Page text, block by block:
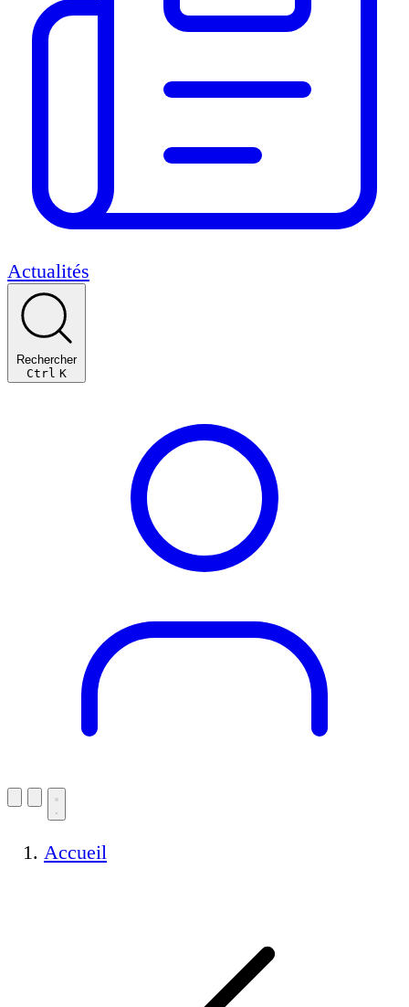
Actualités
Rechercher
Ctrl K
Accueil